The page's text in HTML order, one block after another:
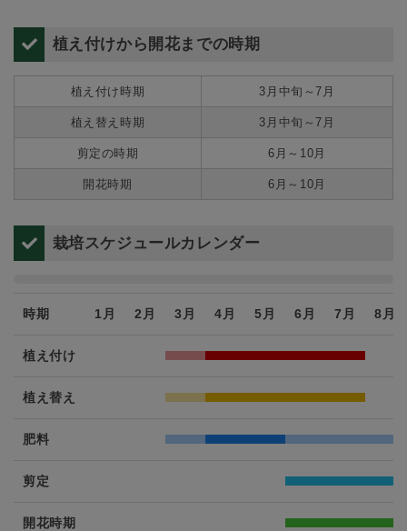
植え付けから開花までの時期
植え付け時期 3月中旬～7月
植え替え時期 3月中旬～7月
剪定の時期 6月～10月
開花時期 6月～10月
栽培スケジュールカレンダー
時期 1月 2月 3月 4月 5月 6月 7月 8月
植え付け
植え替え
肥料
剪定
開花時期